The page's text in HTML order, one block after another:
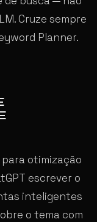
Cruze sempre
Planner.
para otimização
escrever o
inteligentes
o tema com